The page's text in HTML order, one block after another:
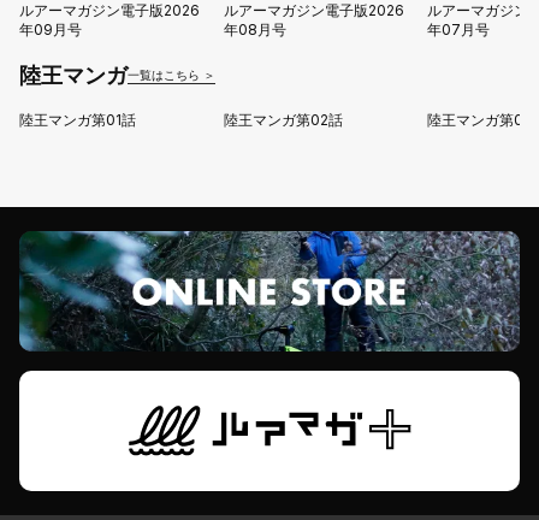
ルアーマガジン電子版2026
年09月号
ルアーマガジン電子版2026
年08月号
ルアーマガジン
年07月号
陸王マンガ一覧はこちら ＞
陸王マンガ第01話 陸王マンガ第02話 陸王マンガ第03